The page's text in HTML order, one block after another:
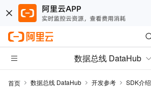
数据总线 DataHub
首页 数据总线 DataHub 开发参考 SDK介绍